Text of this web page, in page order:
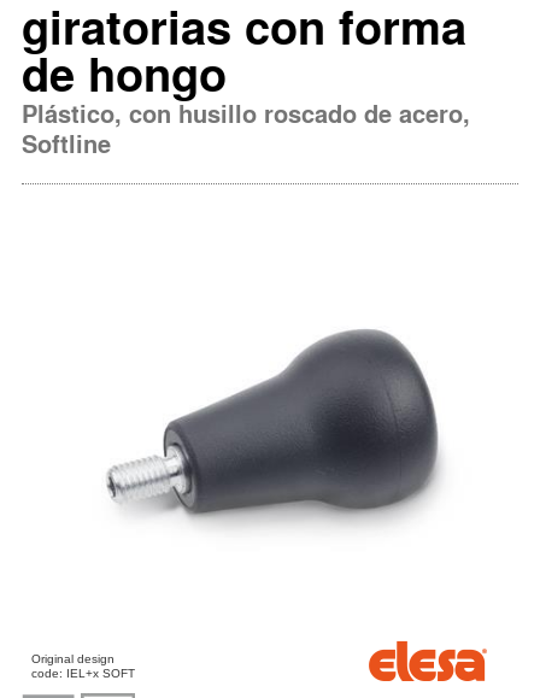
giratorias con forma
de hongo
Plástico, con husillo roscado de acero,
Softline
Original design
code: IEL+x SOFT